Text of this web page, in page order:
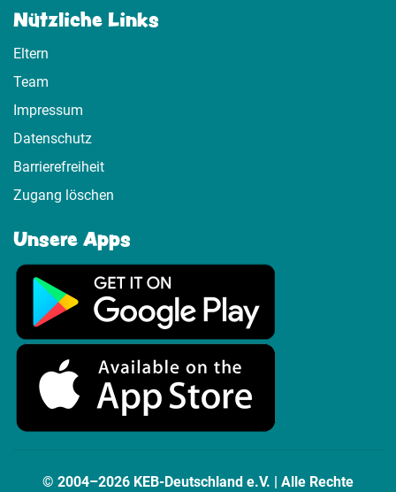
Nützliche Links
Eltern
Team
Impressum
Datenschutz
Barrierefreiheit
Zugang löschen
Unsere Apps
© 2004–2026 KEB-Deutschland e.V. | Alle Rechte